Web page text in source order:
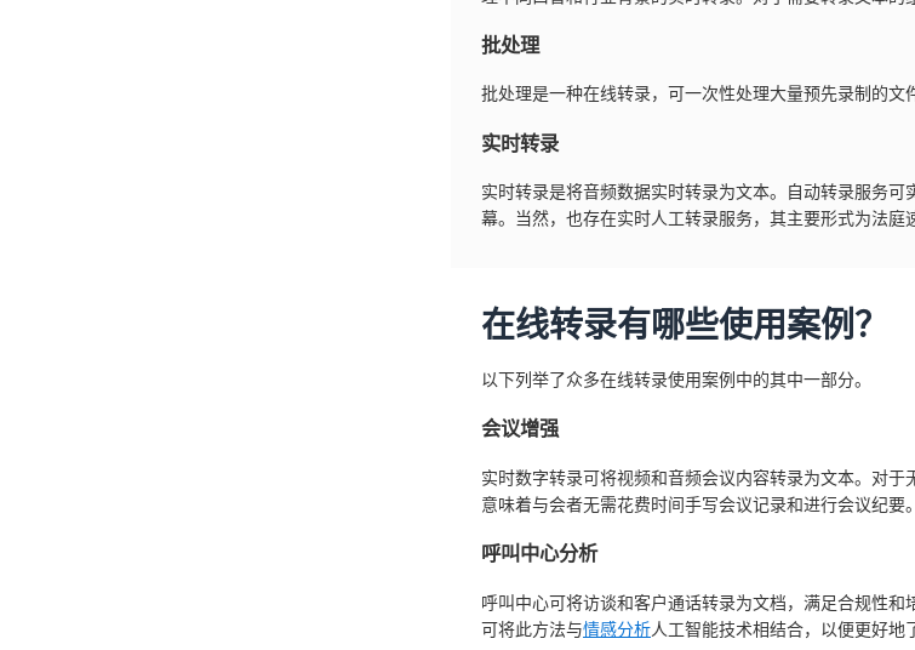
批处理
批处理是一种在线转录，可一次性处理大量预先录制的文
实时转录
实时转录是将音频数据实时转录为文本。自动转录服务
幕。当然，也存在实时人工转录服务，其主要形式为法庭
在线转录有哪些使用案例？
以下列举了众多在线转录使用案例中的其中一部分。
会议增强
实时数字转录可将视频和音频会议内容转录为文本。对
意味着与会者无需花费时间手写会议记录和进行会议纪要。
呼叫中心分析
呼叫中心可将访谈和客户通话转录为文档，满足合规性
可将此方法与情感分析人工智能技术相结合，以便更好地